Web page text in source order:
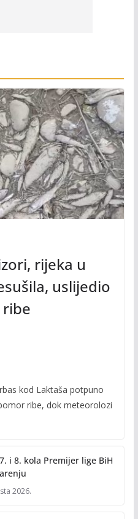
rijeka u
uslijedio
kod Laktaša potpuno
ribe, dok meteorolozi
i 8. kola Premijer lige BiH
2026.